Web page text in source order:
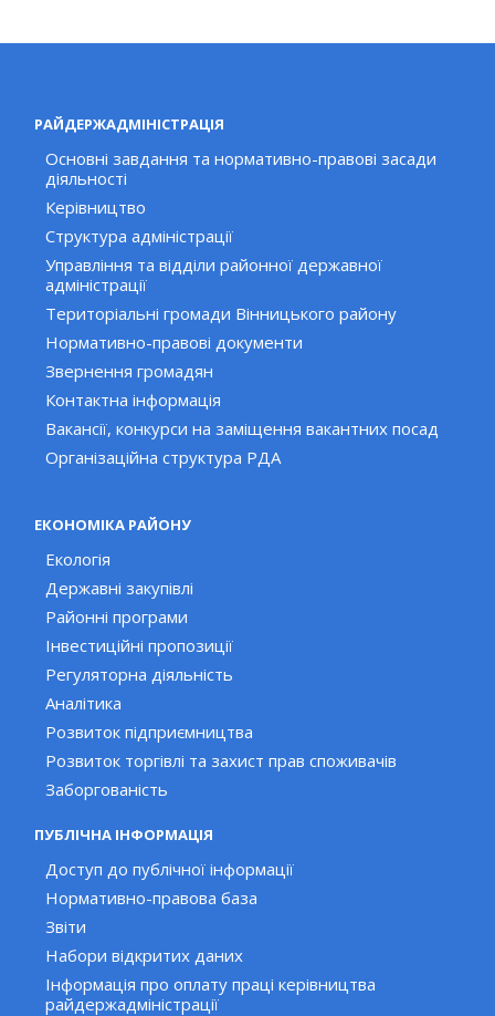
РАЙДЕРЖАДМІНІСТРАЦІЯ
Основні завдання та нормативно-правові засади
діяльності
Керівництво
Структура адміністрації
Управління та відділи районної державної
адміністрації
Територіальні громади Вінницького району
Нормативно-правові документи
Звернення громадян
Контактна інформація
Вакансії, конкурси на заміщення вакантних посад
Організаційна структура РДА
ЕКОНОМІКА РАЙОНУ
Екологія
Державні закупівлі
Районні програми
Інвестиційні пропозиції
Регуляторна діяльність
Аналітика
Розвиток підприємництва
Розвиток торгівлі та захист прав споживачів
Заборгованість
ПУБЛІЧНА ІНФОРМАЦІЯ
Доступ до публічної інформації
Нормативно-правова база
Звіти
Набори відкритих даних
Інформація про оплату праці керівництва
райдержадміністрації